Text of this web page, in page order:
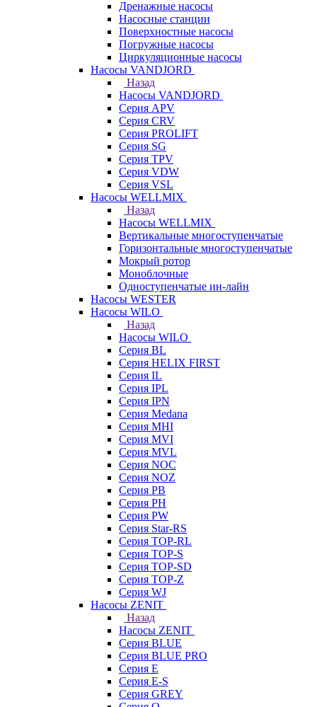
Дренажные насосы
Насосные станции
Поверхностные насосы
Погружные насосы
Циркуляционные насосы
Насосы VANDJORD
Назад
Насосы VANDJORD
Серия APV
Серия CRV
Серия PROLIFT
Серия SG
Серия TPV
Серия VDW
Серия VSL
Насосы WELLMIX
Назад
Насосы WELLMIX
Вертикальные многоступенчатые
Горизонтальные многоступенчатые
Мокрый ротор
Моноблочные
Одноступенчатые ин-лайн
Насосы WESTER
Насосы WILO
Назад
Насосы WILO
Серия BL
Серия HELIX FIRST
Серия IL
Серия IPL
Серия IPN
Серия Medana
Серия MHI
Серия MVI
Серия MVL
Серия NOC
Серия NOZ
Серия PB
Серия PH
Серия PW
Серия Star-RS
Серия TOP-RL
Серия TOP-S
Серия TOP-SD
Серия TOP-Z
Серия WJ
Насосы ZENIT
Назад
Насосы ZENIT
Серия BLUE
Серия BLUE PRO
Серия E
Серия E-S
Серия GREY